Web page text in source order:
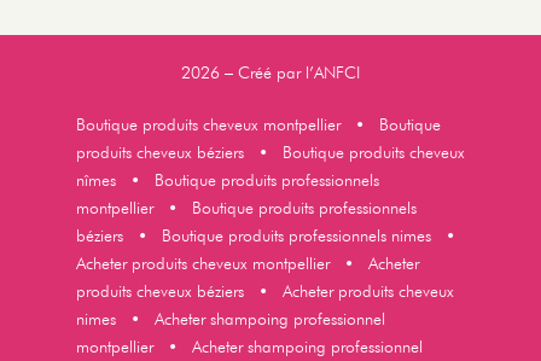
2026 – Créé par l’ANFCI
Boutique produits cheveux montpellier • Boutique
produits cheveux béziers• Boutique produits cheveux
nîmes• Boutique produits professionnels
montpellier• Boutique produits professionnels
béziers• Boutique produits professionnels nimes
•
Acheter produits cheveux montpellier
•
Acheter
produits cheveux béziers•
Acheter produits cheveux
nimes• Acheter shampoing professionnel
montpellier
• Acheter shampoing professionnel